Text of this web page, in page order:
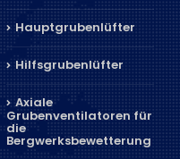
Hauptgrubenlüfter
Hilfsgrubenlüfter
Axiale
Grubenventilatoren für
die
Bergwerksbewetterung